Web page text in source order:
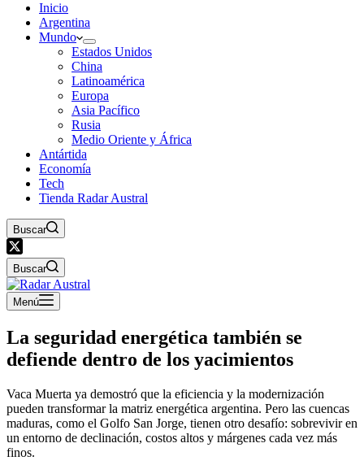
Inicio
Argentina
Mundo
Estados Unidos
China
Latinoamérica
Europa
Asia Pacífico
Rusia
Medio Oriente y África
Antártida
Economía
Tech
Tienda Radar Austral
Buscar
Buscar
Menú
La seguridad energética también se
defiende dentro de los yacimientos
Vaca Muerta ya demostró que la eficiencia y la modernización
pueden transformar la matriz energética argentina. Pero las cuencas
maduras, como el Golfo San Jorge, tienen otro desafío: sobrevivir en
un entorno de declinación, costos altos y márgenes cada vez más
finos.